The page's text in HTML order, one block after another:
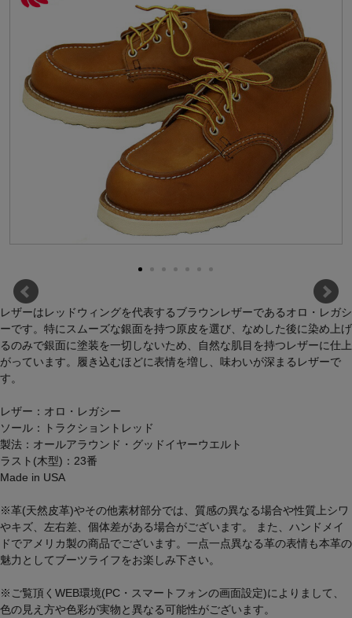
レザーはレッドウィングを代表するブラウンレザーであるオロ・レガシ
ーです。特にスムーズな銀面を持つ原皮を選び、なめした後に染め上げ
るのみで銀面に塗装を一切しないため、自然な肌目を持つレザーに仕上
がっています。履き込むほどに表情を増し、味わいが深まるレザーで
す。
レザー：オロ・レガシー
ソール：トラクショントレッド
製法：オールアラウンド・グッドイヤーウエルト
ラスト(木型)：23番
Made in USA
※革(天然皮革)やその他素材部分では、質感の異なる場合や性質上シワ
やキズ、左右差、個体差がある場合がございます。 また、ハンドメイ
ドでアメリカ製の商品でございます。一点一点異なる革の表情も本革の
魅力としてブーツライフをお楽しみ下さい。
※ご覧頂くWEB環境(PC・スマートフォンの画面設定)によりまして、
色の見え方や色彩が実物と異なる可能性がございます。